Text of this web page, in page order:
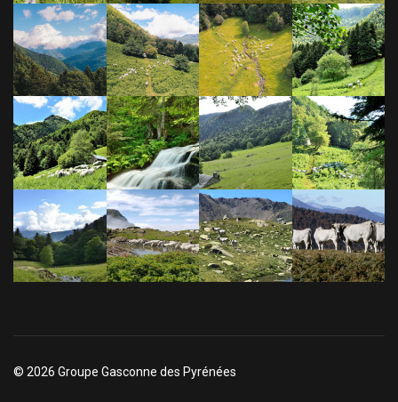
© 2026 Groupe Gasconne des Pyrénées